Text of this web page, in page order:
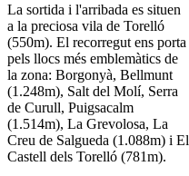
La sortida i l'arribada es situen
a la preciosa vila de Torelló
(550m). El recorregut ens porta
pels llocs més emblemàtics de
la zona: Borgonyà, Bellmunt
(1.248m), Salt del Molí, Serra
de Curull, Puigsacalm
(1.514m), La Grevolosa, La
Creu de Salgueda (1.088m) i El
Castell dels Torelló (781m).